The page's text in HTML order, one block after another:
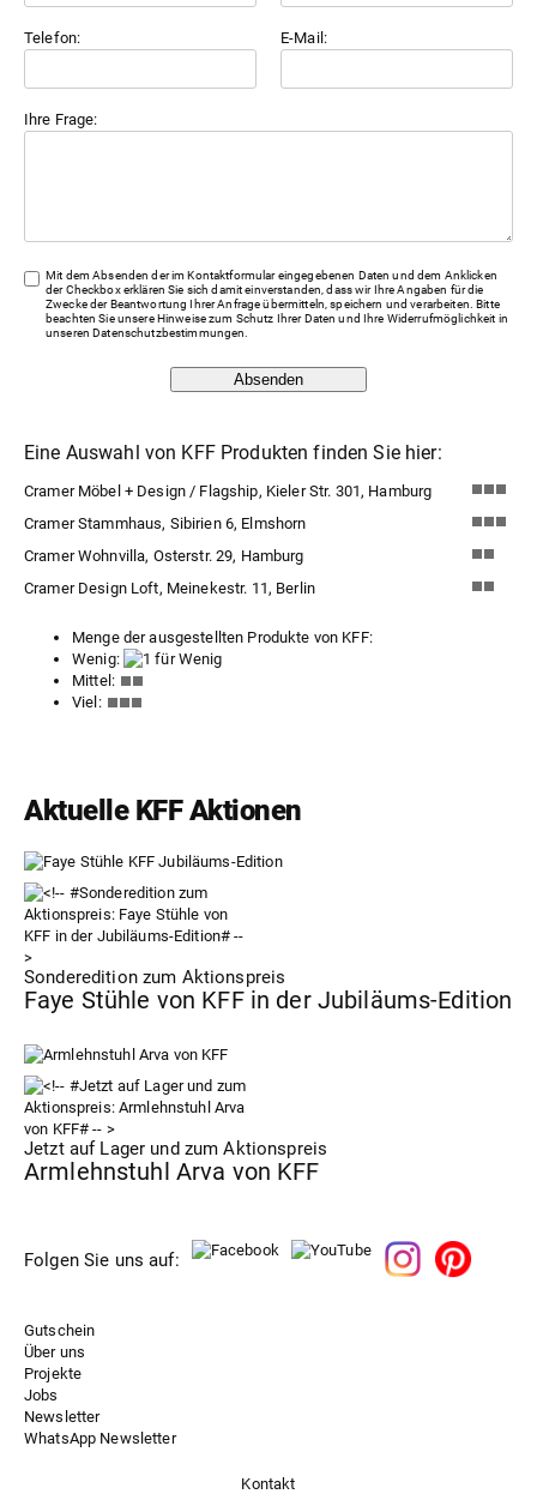
Telefon: E-Mail:
Ihre Frage:
Mit dem Absenden der im Kontaktformular eingegebenen Daten und dem Anklicken
der Checkbox erklären Sie sich damit einverstanden, dass wir Ihre Angaben für die
Zwecke der Beantwortung Ihrer Anfrage übermitteln, speichern und verarbeiten. Bitte
beachten Sie unsere Hinweise zum Schutz Ihrer Daten und Ihre Widerrufmöglichkeit in
unserenDatenschutzbestimmungen
Absenden
Eine Auswahl von KFF Produkten finden Sie hier:
Cramer Möbel + Design / Flagship, Kieler Str. 301, Hamburg
Cramer Stammhaus, Sibirien 6, Elmshorn
Cramer Wohnvilla, Osterstr. 29, Hamburg
Cramer Design Loft, Meinekestr. 11, Berlin
Menge der ausgestellten Produkte von KFF:
Wenig:
Mittel:
Viel:
Aktuelle KFF Aktionen
Sonderedition zum Aktionspreis
Faye Stühle von KFF in der Jubiläums-Edition
Jetzt auf Lager und zum Aktionspreis
Armlehnstuhl Arva von KFF
Folgen Sie uns auf:
Gutschein
Über uns
Projekte
Jobs
Newsletter
WhatsApp Newsletter
Kontakt